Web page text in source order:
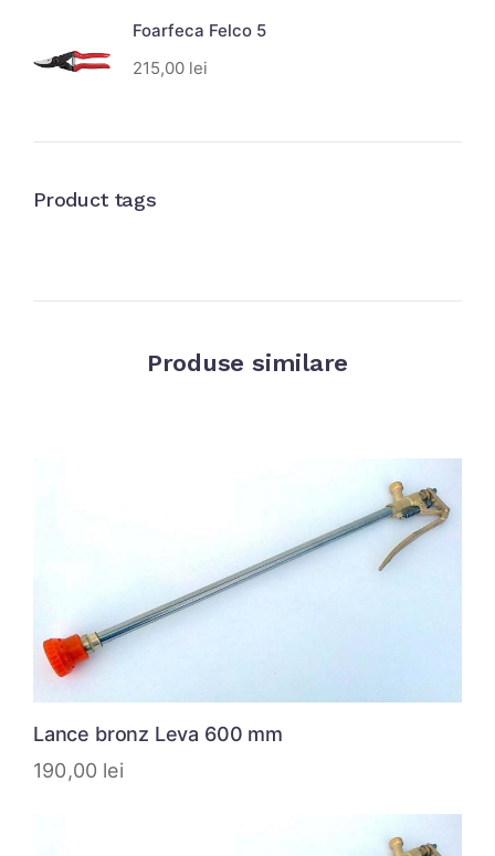
Foarfeca Felco 5
215,00 lei
Product tags
Produse similare
Lance bronz Leva 600 mm
190,00 lei